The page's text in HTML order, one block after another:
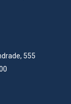
555